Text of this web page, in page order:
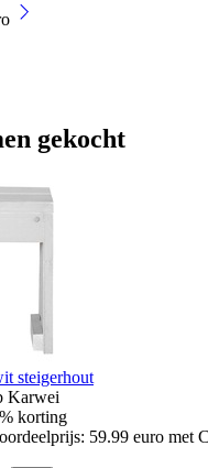
gekocht
steigerhout
Karwei
korting
59.99 euro met